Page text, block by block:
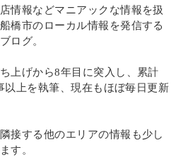
情報などマニアックな情報を扱
橋市のローカル情報を発信する
ログ。
上げから8年目に突入し、累計
以上を執筆、現在もほぼ毎日更新
接する他のエリアの情報も少し
す。